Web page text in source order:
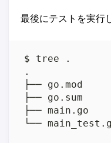
最後にテストを実行